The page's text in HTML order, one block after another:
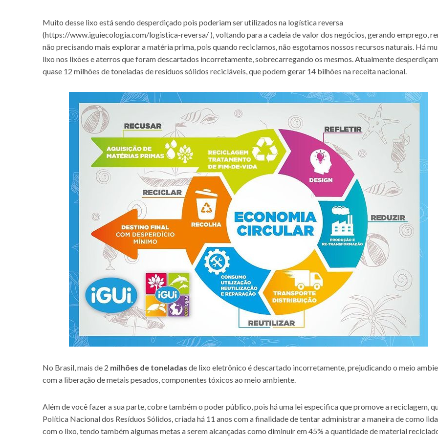
Muito desse lixo está sendo desperdiçado pois poderiam ser utilizados na logística reversa
(https://www.iguiecologia.com/logistica-reversa/ ), voltando para a cadeia de valor dos negócios, gerando emprego,
não precisando mais explorar a matéria prima, pois quando reciclamos, não esgotamos nossos recursos naturais. Há
lixo nos lixões e aterros que foram descartados incorretamente, sobrecarregando os mesmos. Atualmente
quase 12 milhões de toneladas de resíduos sólidos recicláveis, que podem gerar 14 bilhões na receita nacional.
No Brasil, mais de 2 milhões de toneladas de lixo eletrônico é descartado incorretamente, prejudicando o meio
com a liberação de metais pesados, componentes tóxicos ao meio ambiente.
Além de você fazer a sua parte, cobre também o poder público, pois há uma lei especifica que promove a reciclagem,
Política Nacional dos Resíduos Sólidos, criada há 11 anos com a finalidade de tentar administrar a maneira de como
com o lixo, tendo também algumas metas a serem alcançadas como diminuir em 45% a quantidade de material